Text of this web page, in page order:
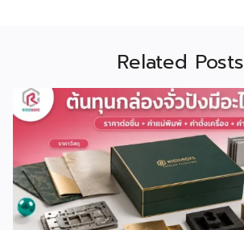
Related Posts